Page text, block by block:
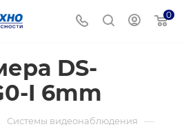
0
DS-
I 6mm
Системы видеонаблюдения —